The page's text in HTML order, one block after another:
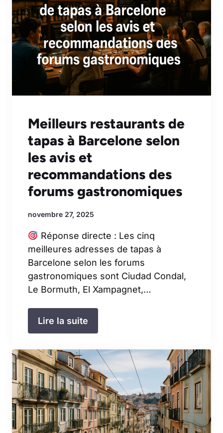
Meilleurs restaurants de
tapas à Barcelone selon
les avis et
recommandations des
forums gastronomiques
novembre 27, 2025
Réponse directe : Les cinq
meilleures adresses de tapas à
Barcelone selon les forums
gastronomiques sont Ciudad Condal,
Le Bormuth, El Xampagnet,…
Lire la suite